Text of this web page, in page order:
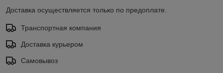
Доставка осуществляется только по предоплате.
Транспортная компания
Доставка курьером
Самовывоз